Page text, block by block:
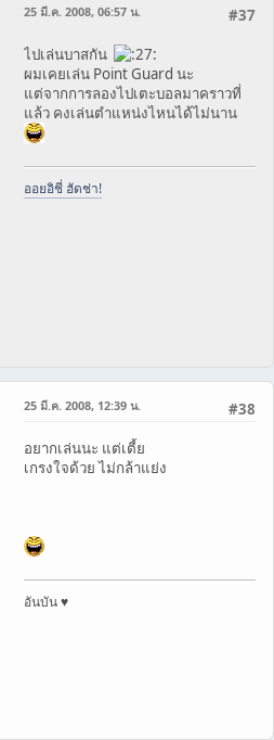
#37
25 มี.ค. 2008, 06:57 น.
ไปเล่นบาสกัน
ผมเคยเล่น Point Guard นะ
แต่จากการลองไปเตะบอลมาคราวที่
แล้ว คงเล่นตำแหน่งไหนได้ไม่นาน
ออยอิชี่ ฮัดช่า!
#38
25 มี.ค. 2008, 12:39 น.
อยากเล่นนะ แต่เตี้ย
เกรงใจด้วย ไม่กล้าแย่ง
อันบัน ♥